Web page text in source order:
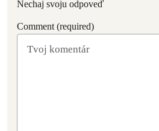
Nechaj svoju odpoveď
Comment (required)